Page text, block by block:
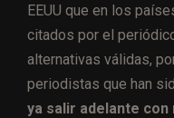
EEUU que en los
citados por el
alternativas válidas,
periodistas que han
ya salir adelante